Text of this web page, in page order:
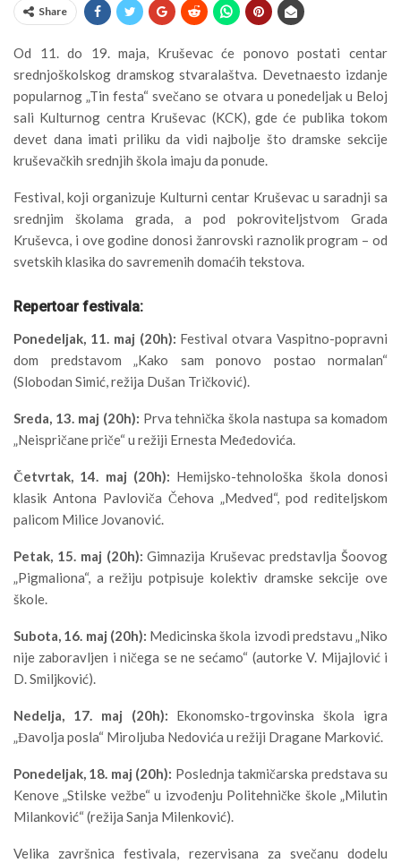
Share
Od 11. do 19. maja, Kruševac će ponovo postati centar
srednjoškolskog dramskog stvaralaštva. Devetnaesto izdanje
popularnog „Tin festa“ svečano se otvara u ponedeljak u Beloj
sali Kulturnog centra Kruševac (KCK), gde će publika tokom
devet dana imati priliku da vidi najbolje što dramske sekcije
kruševačkih srednjih škola imaju da ponude.
Festival, koji organizuje Kulturni centar Kruševac u saradnji sa
srednjim školama grada, a pod pokroviteljstvom Grada
Kruševca, i ove godine donosi žanrovski raznolik program – od
svetskih klasika do savremenih domaćih tekstova.
Repertoar festivala:
Ponedeljak, 11. maj (20h): Festival otvara Vaspitno-popravni
dom predstavom „Kako sam ponovo postao normalan“
(Slobodan Simić, režija Dušan Tričković).
Sreda, 13. maj (20h): Prva tehnička škola nastupa sa komadom
„Neispričane priče“ u režiji Ernesta Međedovića.
Četvrtak, 14. maj (20h): Hemijsko-tehnološka škola donosi
klasik Antona Pavloviča Čehova „Medved“, pod rediteljskom
palicom Milice Jovanović.
Petak, 15. maj (20h): Gimnazija Kruševac predstavlja Šoovog
„Pigmaliona“, a režiju potpisuje kolektiv dramske sekcije ove
škole.
Subota, 16. maj (20h): Medicinska škola izvodi predstavu „Niko
nije zaboravljen i ničega se ne sećamo“ (autorke V. Mijajlović i
D. Smiljković).
Nedelja, 17. maj (20h): Ekonomsko-trgovinska škola igra
„Đavolja posla“ Miroljuba Nedovića u režiji Dragane Marković.
Ponedeljak, 18. maj (20h): Poslednja takmičarska predstava su
Kenove „Stilske vežbe“ u izvođenju Politehničke škole „Milutin
Milanković“ (režija Sanja Milenković).
Velika završnica festivala, rezervisana za svečanu dodelu